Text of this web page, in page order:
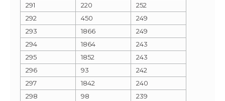
291
220
252
292
450
249
293
1866
249
294
1864
243
295
1852
243
296
93
242
297
1842
240
298
98
239